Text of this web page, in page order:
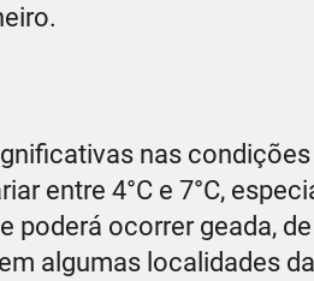
nas
entre 4°C e 7°C,
poderá ocorrer geada,
algumas localidades